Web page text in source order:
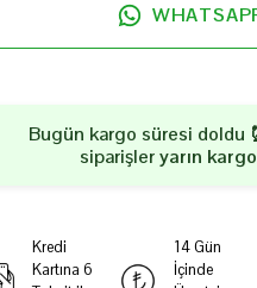
Bugün kargo süresi doldu
siparişleryarın
Kredi
Kartına 6
14 Gün
İçinde